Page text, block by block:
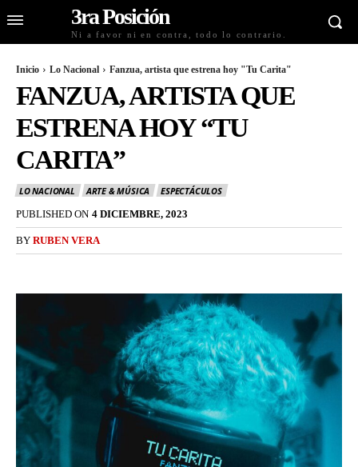
3ra Posición
Ni a favor ni en contra, todo lo contrario.
Inicio Lo Nacional Fanzua, artista que estrena hoy "Tu Carita"
FANZUA, ARTISTA QUE
ESTRENA HOY “TU
CARITA”
LO NACIONAL ARTE & MÚSICA
ESPECTÁCULOS
PUBLISHED ON 4 DICIEMBRE, 2023
BY RUBEN VERA